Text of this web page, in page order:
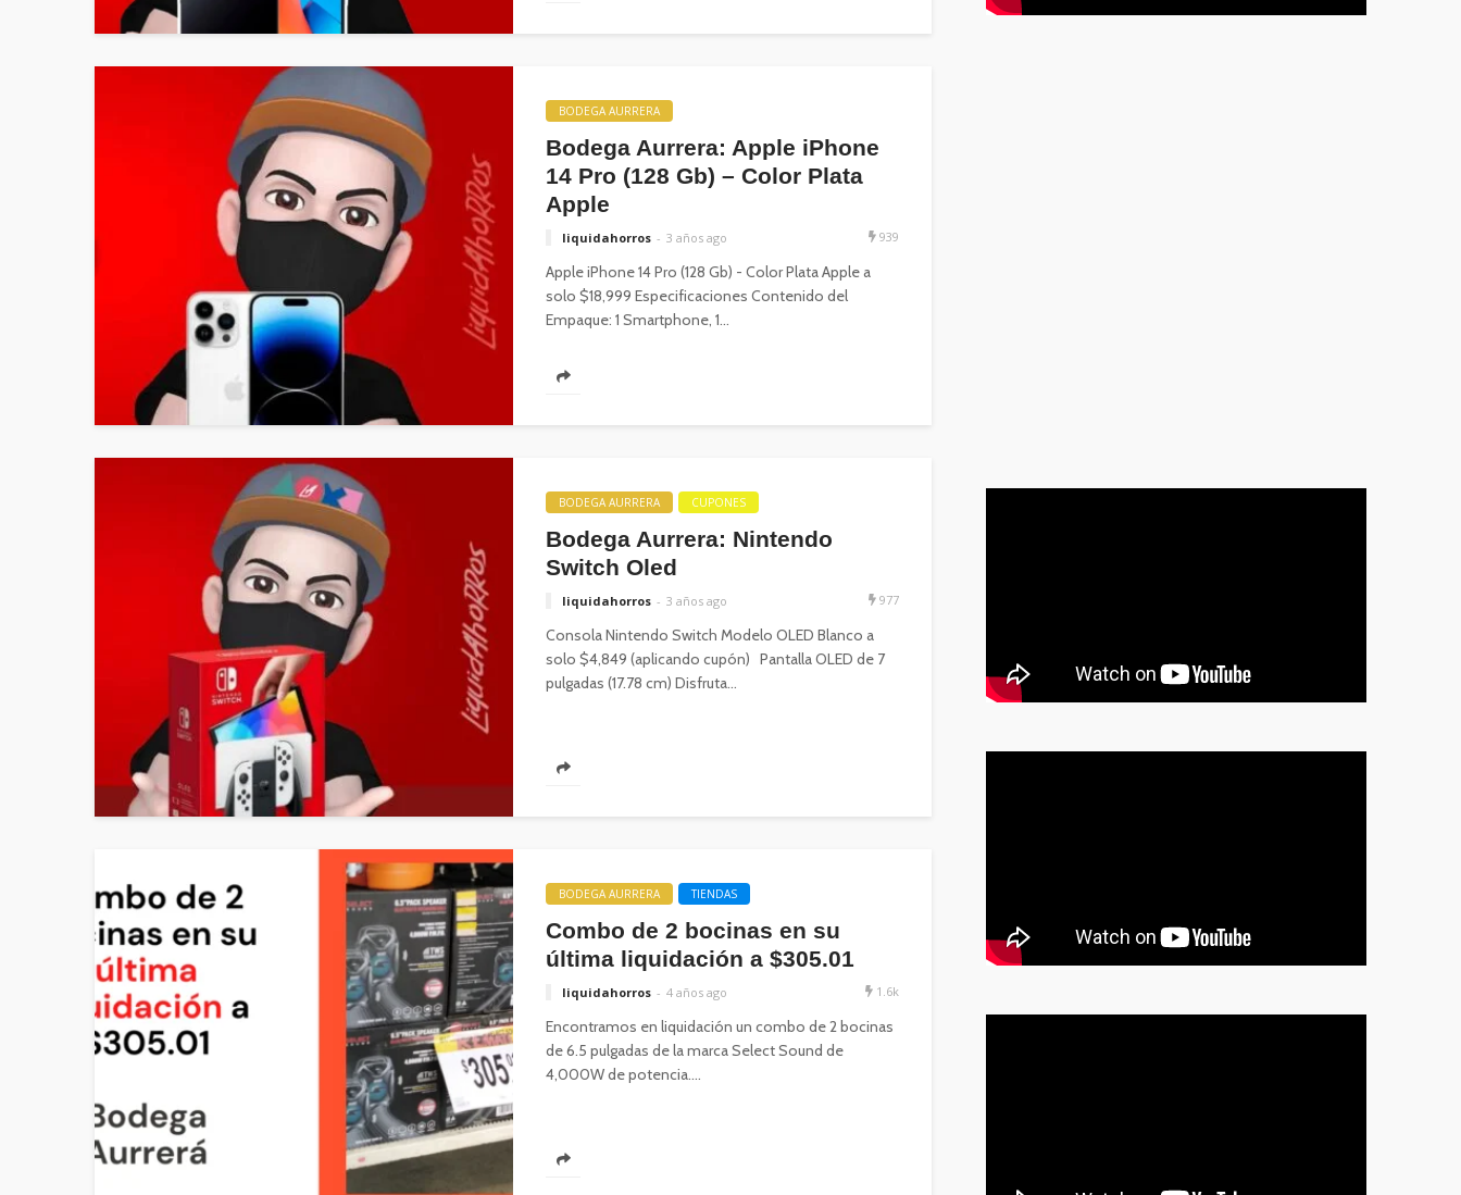
BODEGA AURRERA
Bodega Aurrera: Apple iPhone
14 Pro (128 Gb) – Color Plata
Apple
liquidahorros 3 años ago 939
Apple iPhone 14 Pro (128 Gb) - Color Plata Apple a
solo $18,999 Especificaciones Contenido del
Empaque: 1 Smartphone, 1...
BODEGA AURRERA CUPONES
Bodega Aurrera: Nintendo
Switch Oled
liquidahorros 3 años ago 977
Consola Nintendo Switch Modelo OLED Blanco a
solo $4,849 (aplicando cupón) Pantalla OLED de 7
pulgadas (17.78 cm) Disfruta...
BODEGA AURRERA TIENDAS
Combo de 2 bocinas en su
última liquidación a $305.01
liquidahorros 4 años ago 1.6k
Encontramos en liquidación un combo de 2 bocinas
de 6.5 pulgadas de la marca Select Sound de
4,000W de potencia....